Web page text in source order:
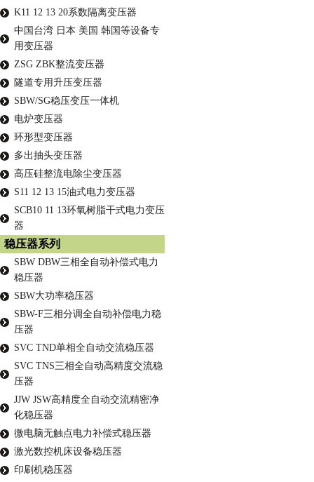
K11 12 13 20系数隔离变压器
中国台湾 日本 美国 韩国等设备专
用变压器
ZSG ZBK整流变压器
隧道专用升压变压器
SBW/SG稳压变压一体机
电炉变压器
环形型变压器
多出抽头变压器
高压硅整流电除尘变压器
S11 12 13 15油式电力变压器
SCB10 11 13环氧树脂干式电力变压
器
稳压器系列
SBW DBW三相全自动补偿式电力
稳压器
SBW大功率稳压器
SBW-F三相分调全自动补偿电力稳
压器
SVC TND单相全自动交流稳压器
SVC TNS三相全自动高精度交流稳
压器
JJW JSW高精度全自动交流精密净
化稳压器
微电脑无触点电力补偿式稳压器
激光数控机床设备稳压器
印刷机稳压器